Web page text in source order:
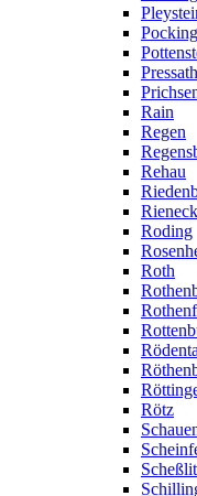
Pocking
Pressath
Rain
Regen
Rehau
Rieneck
Roding
Roth
Rötz